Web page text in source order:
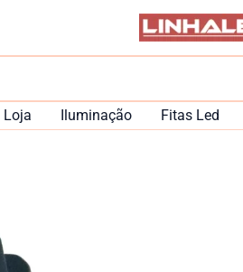
Loja Iluminação Fitas Led